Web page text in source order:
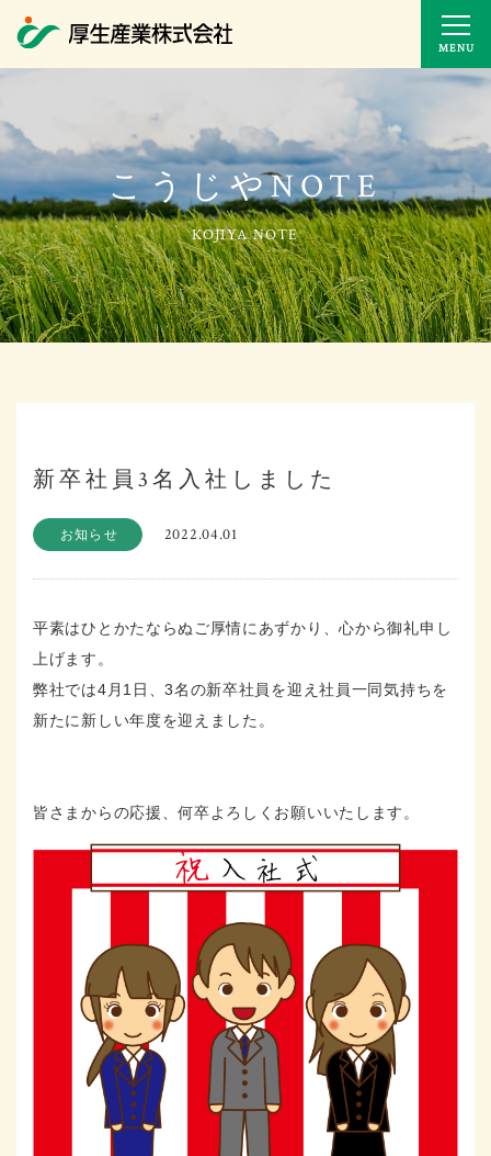
MENU
こうじやNOTE
新卒社員3名入社しました
お知らせ 2022.04.01
平素はひとかたならぬご厚情にあずかり、心から御礼申し
上げます。
弊社では4月1日、3名の新卒社員を迎え社員一同気持ちを
新たに新しい年度を迎えました。
皆さまからの応援、何卒よろしくお願いいたします。